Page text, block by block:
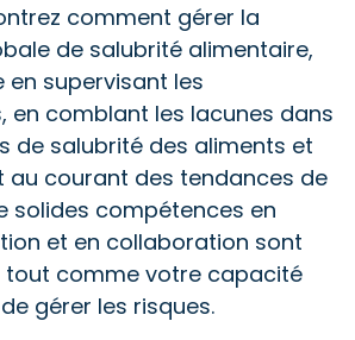
comment gérer la
de salubrité alimentaire,
en supervisant les
en comblant les lacunes dans
de salubrité des aliments et
au courant des tendances de
solides compétences en
et en collaboration sont
tout comme votre capacité
gérer les risques.